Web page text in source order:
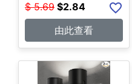
$ 5.69 $2.84
由此查看